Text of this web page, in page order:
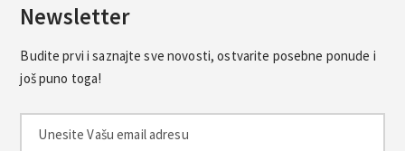
Newsletter
Budite prvi i saznajte sve novosti, ostvarite posebne ponude i
još puno toga!